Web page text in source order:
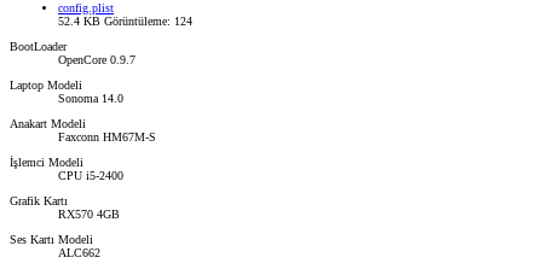
config.plist
52.4 KB Görüntüleme: 124
BootLoader
OpenCore 0.9.7
Laptop Modeli
Sonoma 14.0
Anakart Modeli
Faxconn HM67M-S
İşlemci Modeli
CPU i5-2400
Grafik Kartı
RX570 4GB
Ses Kartı Modeli
ALC662